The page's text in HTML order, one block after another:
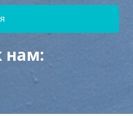
нам: